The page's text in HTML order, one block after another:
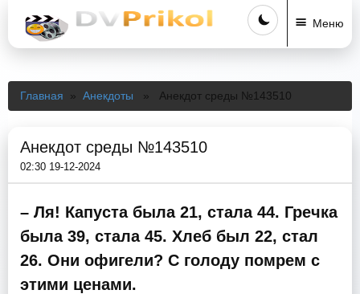
Меню
Главная » Анекдоты » Анекдот среды №143510
Анекдот среды №143510
02:30 19-12-2024
– Ля! Капуста была 21, стала 44. Гречка
была 39, стала 45. Хлеб был 22, стал
26. Они офигели? С голоду помрем с
этими ценами.